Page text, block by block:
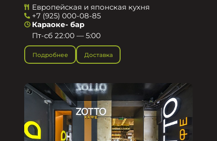
Европейская и японская кухня
+7 (925) 000-08-85
Караоке- бар
Пт-сб 22:00 — 5:00
Подробнее Доставка